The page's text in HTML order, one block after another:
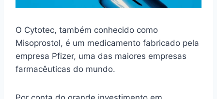
O Cytotec, também conhecido como
Misoprostol, é um medicamento fabricado pela
empresa Pfizer, uma das maiores empresas
farmacêuticas do mundo.